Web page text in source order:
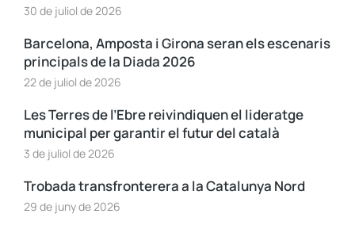
30 de juliol de 2026
Barcelona, Amposta i Girona seran els escenaris
principals de la Diada 2026
22 de juliol de 2026
Les Terres de l’Ebre reivindiquen el lideratge
municipal per garantir el futur del català
3 de juliol de 2026
Trobada transfronterera a la Catalunya Nord
29 de juny de 2026